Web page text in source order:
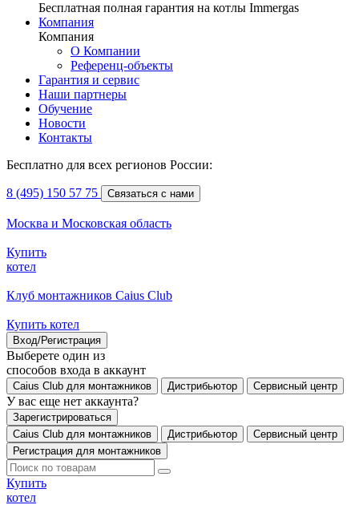
Бесплатная полная гарантия на котлы Immergas
Компания
Компания
О Компании
Референц-объекты
Гарантия и сервис
Наши партнеры
Обучение
Новости
Контакты
Бесплатно для всех регионов России:
8 (495) 150 57 75 Связаться с нами
Москва и Московская область
Купить
котел
Клуб монтажников Caius Club
Купить котел
Вход/Регистрация
Выберете один из
способов входа в аккаунт
Caius Club для монтажников Дистрибьютор Сервисный центр
У вас еще нет аккаунта?
Зарегистрироваться
Caius Club для монтажников
Дистрибьютор
Сервисный центр
Регистрация для монтажников
Купить
котел